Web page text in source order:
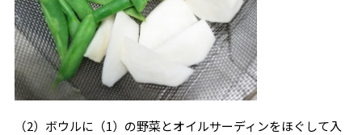
（2）ボウルに（1）の野菜とオイルサーディンをほぐして入